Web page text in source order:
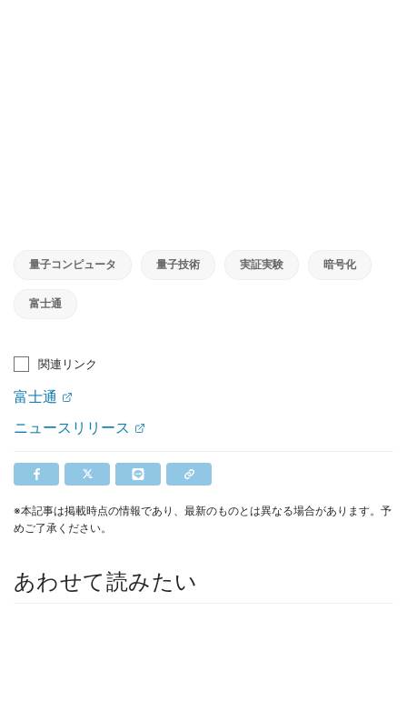
量子コンピュータ 量子技術 実証実験 暗号化
富士通
関連リンク
富士通
ニュースリリース
※本記事は掲載時点の情報であり、最新のものとは異なる場合があります。予
めご了承ください。
あわせて読みたい